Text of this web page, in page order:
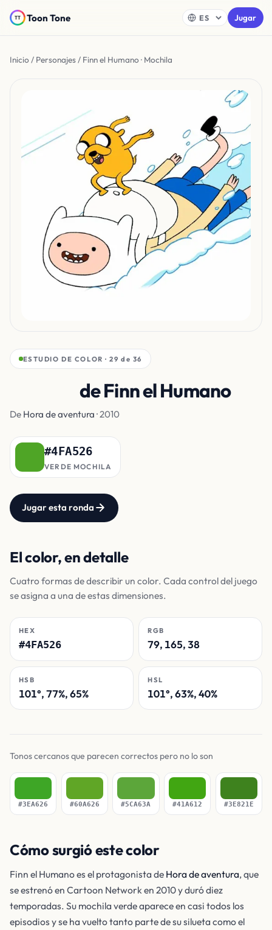
Toon Tone Jugar
Inicio/ Personajes/ Finn el Humano · Mochila
ESTUDIO DE COLOR · 29 de 36
de Finn el Humano
De Hora de aventura · 2010
#4FA526
VERDE MOCHILA
Jugar esta ronda
El color, en detalle
Cuatro formas de describir un color. Cada control del juego
se asigna a una de estas dimensiones.
HEX
#4FA526
RGB
79, 165, 38
HSB
101°, 77%, 65%
HSL
101°, 63%, 40%
Tonos cercanos que parecen correctos pero no lo son
#3EA626 #60A626 #5CA63A #41A612 #3E821E
Cómo surgió este color
Finn el Humano es el protagonista de Hora de aventura, que
se estrenó en Cartoon Network en 2010 y duró diez
temporadas. Su mochila verde aparece en casi todos los
episodios y se ha vuelto tanto parte de su silueta como el